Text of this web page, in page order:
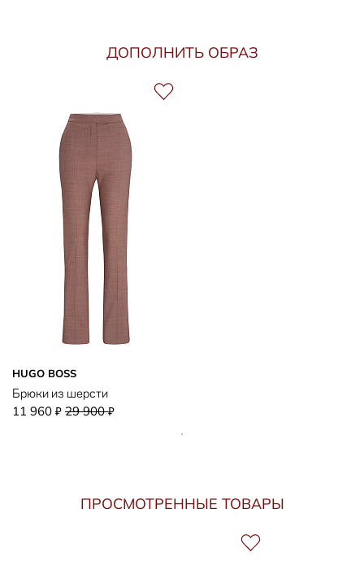
ДОПОЛНИТЬ ОБРАЗ
HUGO BOSS
Брюки из шерсти
11 960 ₽ 29 900₽
ПРОСМОТРЕННЫЕ ТОВАРЫ